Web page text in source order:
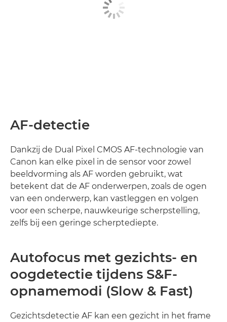
AF-detectie
Dankzij de Dual Pixel CMOS AF-technologie van
Canon kan elke pixel in de sensor voor zowel
beeldvorming als AF worden gebruikt, wat
betekent dat de AF onderwerpen, zoals de ogen
van een onderwerp, kan vastleggen en volgen
voor een scherpe, nauwkeurige scherpstelling,
zelfs bij een geringe scherptediepte.
Autofocus met gezichts- en
oogdetectie tijdens S&F-
opnamemodi (Slow & Fast)
Gezichtsdetectie AF kan een gezicht in het frame